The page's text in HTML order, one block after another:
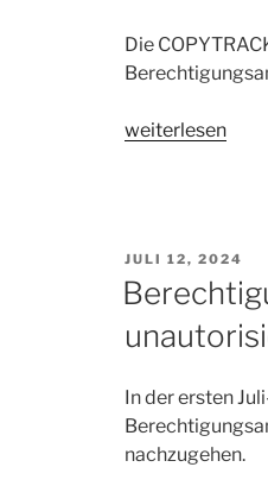
Die
wegen
unautorisierter
Bildnutzung
Kosmetik“
weiterlesen
JULI 12, 2024
In der ersten
nachzugehen.